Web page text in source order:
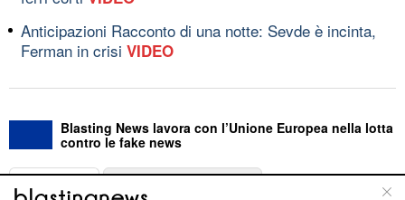
Anticipazioni Racconto di una notte: Sevde è incinta,
Ferman in crisi VIDEO
Blasting News lavora con l’Unione Europea nella lotta
contro le fake news
ABOUT